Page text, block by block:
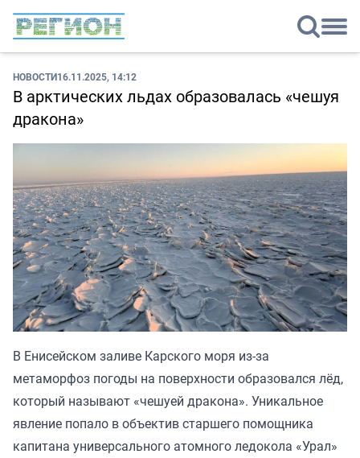
НОВОСТИ16.11.2025, 14:12
В арктических льдах образовалась «чешуя
дракона»
В Енисейском заливе Карского моря из-за
метаморфоз погоды на поверхности образовался лёд,
который называют «чешуей дракона». Уникальное
явление попало в объектив старшего помощника
капитана универсального атомного ледокола «Урал»